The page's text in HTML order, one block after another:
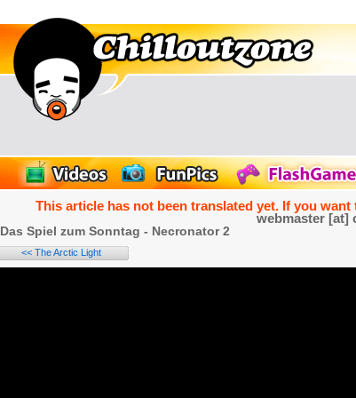
This article has not been translated yet. If you
webmaster [at]
Das Spiel zum Sonntag - Necronator 2
<< The Arctic Light